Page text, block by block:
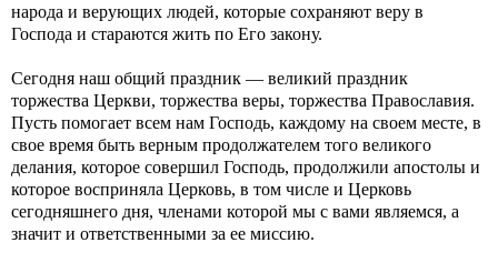
народа и верующих людей, которые сохраняют веру в
Господа и стараются жить по Его закону.
Сегодня наш общий праздник — великий праздник
торжества Церкви, торжества веры, торжества Православия.
Пусть помогает всем нам Господь, каждому на своем месте, в
свое время быть верным продолжателем того великого
делания, которое совершил Господь, продолжили апостолы и
которое восприняла Церковь, в том числе и Церковь
сегодняшнего дня, членами которой мы с вами являемся, а
значит и ответственными за ее миссию.